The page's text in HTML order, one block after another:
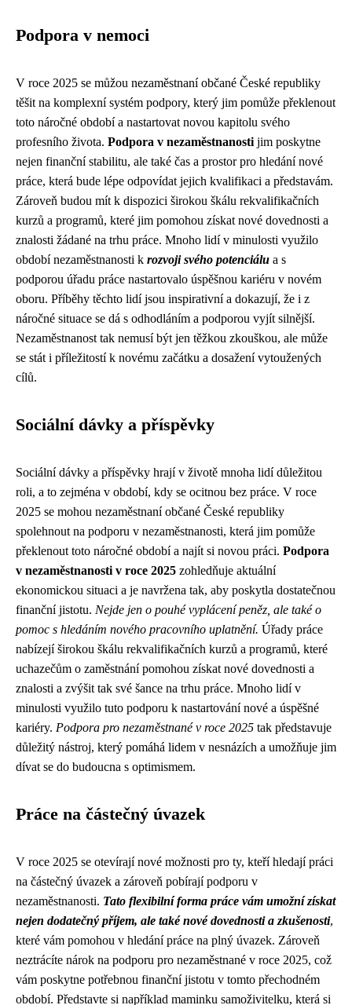
Podpora v nemoci
V roce 2025 se můžou nezaměstnaní občané České republiky
těšit na komplexní systém podpory, který jim pomůže překlenout
toto náročné období a nastartovat novou kapitolu svého
profesního života. Podpora v nezaměstnanosti jim poskytne
nejen finanční stabilitu, ale také čas a prostor pro hledání nové
práce, která bude lépe odpovídat jejich kvalifikaci a představám.
Zároveň budou mít k dispozici širokou škálu rekvalifikačních
kurzů a programů, které jim pomohou získat nové dovednosti a
znalosti žádané na trhu práce. Mnoho lidí v minulosti využilo
období nezaměstnanosti k rozvoji svého potenciálu a s
podporou úřadu práce nastartovalo úspěšnou kariéru v novém
oboru. Příběhy těchto lidí jsou inspirativní a dokazují, že i z
náročné situace se dá s odhodláním a podporou vyjít silnější.
Nezaměstnanost tak nemusí být jen těžkou zkouškou, ale může
se stát i příležitostí k novému začátku a dosažení vytoužených
cílů.
Sociální dávky a příspěvky
Sociální dávky a příspěvky hrají v životě mnoha lidí důležitou
roli, a to zejména v období, kdy se ocitnou bez práce. V roce
2025 se mohou nezaměstnaní občané České republiky
spolehnout na podporu v nezaměstnanosti, která jim pomůže
překlenout toto náročné období a najít si novou práci. Podpora
v nezaměstnanosti v roce 2025 zohledňuje aktuální
ekonomickou situaci a je navržena tak, aby poskytla dostatečnou
finanční jistotu. Nejde jen o pouhé vyplácení peněz, ale také o
pomoc s hledáním nového pracovního uplatnění. Úřady práce
nabízejí širokou škálu rekvalifikačních kurzů a programů, které
uchazečům o zaměstnání pomohou získat nové dovednosti a
znalosti a zvýšit tak své šance na trhu práce. Mnoho lidí v
minulosti využilo tuto podporu k nastartování nové a úspěšné
kariéry. Podpora pro nezaměstnané v roce 2025 tak představuje
důležitý nástroj, který pomáhá lidem v nesnázích a umožňuje jim
dívat se do budoucna s optimismem.
Práce na částečný úvazek
V roce 2025 se otevírají nové možnosti pro ty, kteří hledají práci
na částečný úvazek a zároveň pobírají podporu v
nezaměstnanosti. Tato flexibilní forma práce vám umožní získat
nejen dodatečný příjem, ale také nové dovednosti a zkušenosti,
které vám pomohou v hledání práce na plný úvazek. Zároveň
neztrácíte nárok na podporu pro nezaměstnané v roce 2025, což
vám poskytne potřebnou finanční jistotu v tomto přechodném
období. Představte si například maminku samoživitelku, která si